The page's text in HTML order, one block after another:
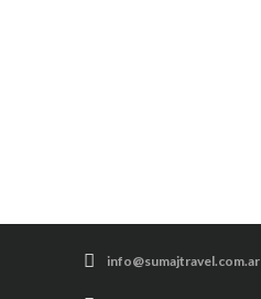
info@sumajtravel.com.ar